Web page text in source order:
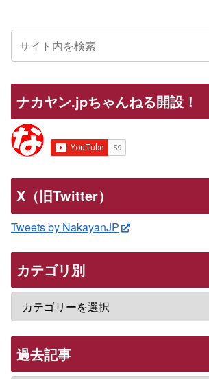
ナカヤン.jpちゃんねる開設！
X（旧Twitter）
Tweets by NakayanJP
カテゴリ別
過去記事